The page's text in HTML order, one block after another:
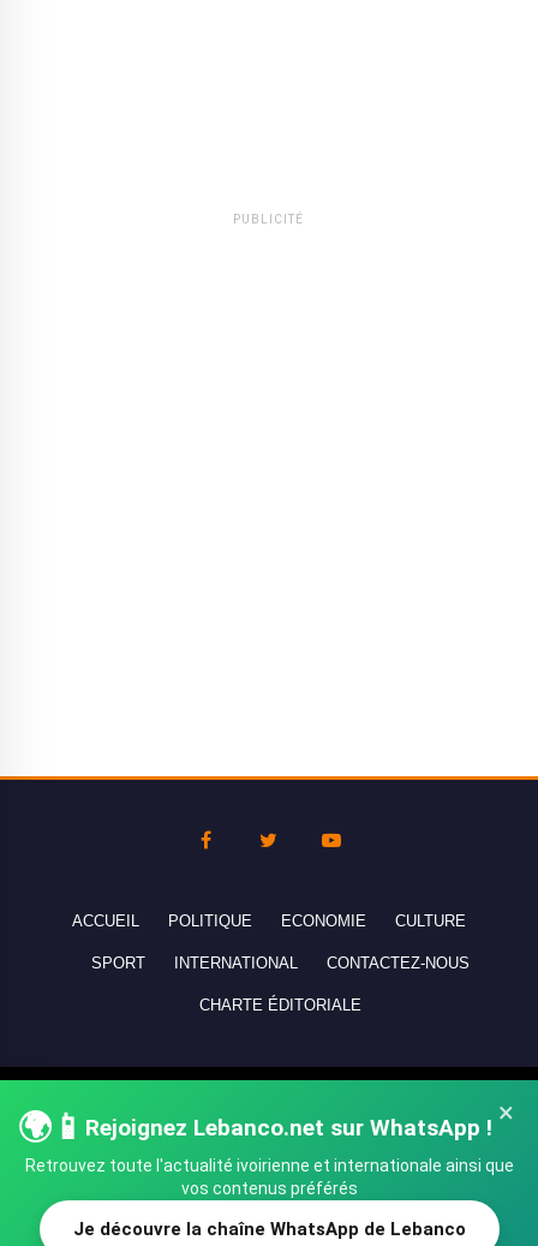
PUBLICITÉ
×
🌍📱 Rejoignez Lebanco.net sur WhatsApp !
Retrouvez toute l'actualité ivoirienne et internationale ainsi que
vos contenus préférés
Je découvre la chaîne WhatsApp de Lebanco
ACCUEIL POLITIQUE ECONOMIE CULTURE
SPORT INTERNATIONAL CONTACTEZ-NOUS
CHARTE ÉDITORIALE
réservés - All rights reserved.